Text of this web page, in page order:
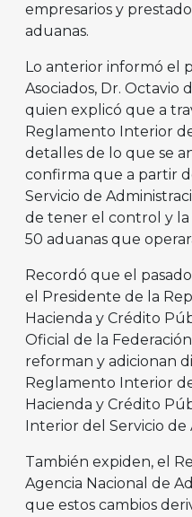
empresarios y
aduanas.
Lo anterior informó el
Asociados, Dr. Octavio
quien explicó que a
Reglamento Interior
detalles de lo que se
confirma que a partir
Servicio de
de tener el control y la
50 aduanas que
Recordó que el
el Presidente de la
Hacienda y Crédito
Oficial de la
reforman y adicionan
Reglamento Interior
Hacienda y Crédito
Interior del Servicio
También expiden, el
Agencia Nacional de
que estos cambios